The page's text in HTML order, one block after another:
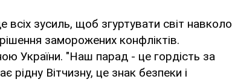
зусиль, щоб згуртувати світ навколо
заморожених конфліктів.
України. "Наш парад - це гордість за
рідну Вітчизну, це знак безпеки і